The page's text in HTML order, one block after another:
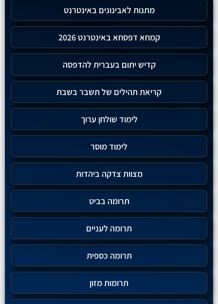
מתנות לאבינונים באינטרנט
קמחא דפסחא באינטרנט 2026
קדיש יתום בעברית להדפסה
קריאת תהילים של תשבר בשבת
לימוד שולחן ערוך
לימוד מוסר
מצוות צדקה ביהדות
תרומה בביט
תרומה לעניים
תרומה כספית
תרומות מזון